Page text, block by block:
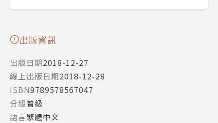
出版資訊
出版日期2018-12-27
線上出版日期2018-12-28
ISBN9789578567047
分級普級
語言繁體中文